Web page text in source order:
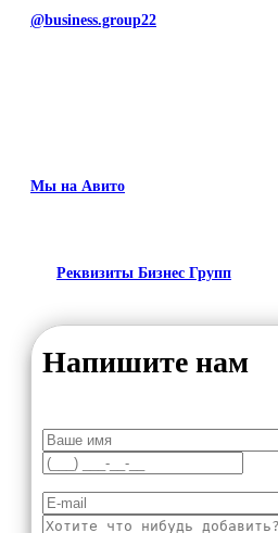
@business.group22
Мы на Авито
Реквизиты Бизнес Групп
Напишите нам